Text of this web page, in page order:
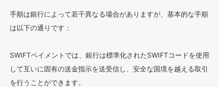
手順は銀行によって若干異なる場合がありますが、基本的な手順
は以下の通りです：
SWIFTペイメントでは、銀行は標準化されたSWIFTコードを使用
して互いに固有の送金指示を送受信し、安全な国境を越える取引
を行うことができます。